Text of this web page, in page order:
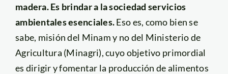
madera. Es brindar a la sociedad servicios
ambientales esenciales.Eso es, como bien se
sabe, misión del Minam y no del Ministerio de
Agricultura (Minagri), cuyo objetivo primordial
es dirigir y fomentar la producción de alimentos